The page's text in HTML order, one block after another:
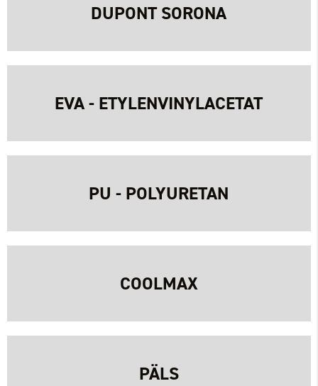
DUPONT SORONA
EVA - ETYLENVINYLACETAT
PU - POLYURETAN
COOLMAX
PÄLS